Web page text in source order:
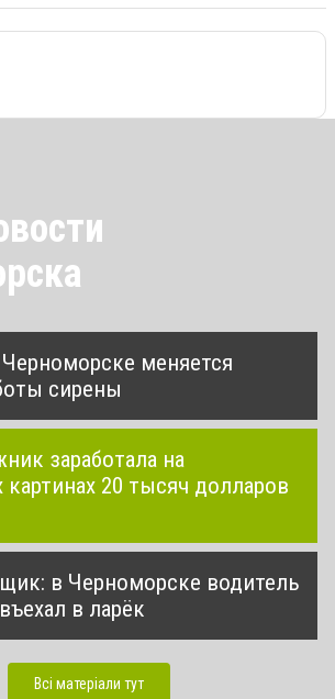
меняется
сирены
заработала на
20 тысяч долларов
в Черноморске водитель
в ларёк
Всі матеріали тут